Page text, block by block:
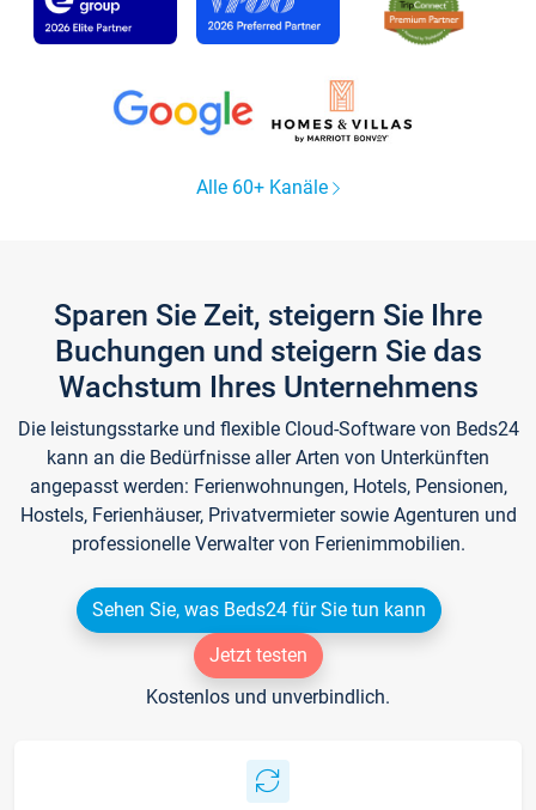
Alle 60+ Kanäle
Sparen Sie Zeit, steigern Sie Ihre
Buchungen und steigern Sie das
Wachstum Ihres Unternehmens
Die leistungsstarke und flexible Cloud-Software von Beds24
kann an die Bedürfnisse aller Arten von Unterkünften
angepasst werden: Ferienwohnungen, Hotels, Pensionen,
Hostels, Ferienhäuser, Privatvermieter sowie Agenturen und
professionelle Verwalter von Ferienimmobilien.
Sehen Sie, was Beds24 für Sie tun kann
Jetzt testen
Kostenlos und unverbindlich.